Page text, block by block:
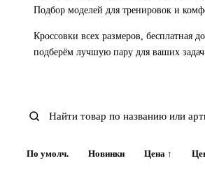
Подбор моделей для тренировок и
Кроссовки всех размеров, бесплатная
подберём лучшую пару для ваших
По умолч. Новинки Цена ↑